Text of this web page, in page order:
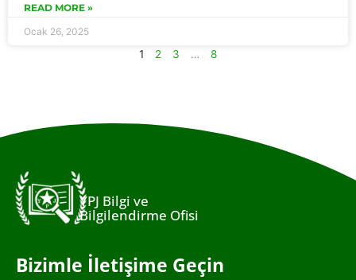
READ MORE »
Ocak 26, 2025
1 2 3 … 8
YPJ Bilgi ve
Bilgilendirme Ofisi
Bizimle İletişime Geçin